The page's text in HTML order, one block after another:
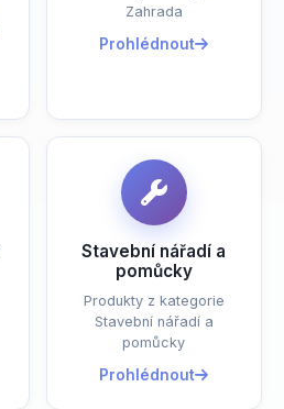
Zahrada
Prohlédnout
Stavební nářadí a
pomůcky
Produkty z kategorie
Stavební nářadí a
pomůcky
Prohlédnout